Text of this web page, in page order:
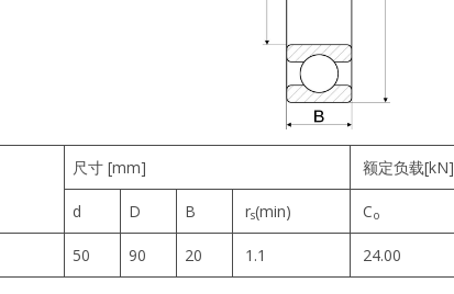
尺寸 [mm] 额定负载[kN]
d D B rs(min) Co
50 90 20 1.1 24.00